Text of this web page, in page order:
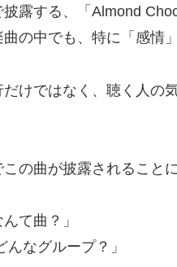
露する、「Almond
の中でも、特に「感情
けではなく、聴く人の
の曲が披露されることに
て曲？」
んなグループ？」